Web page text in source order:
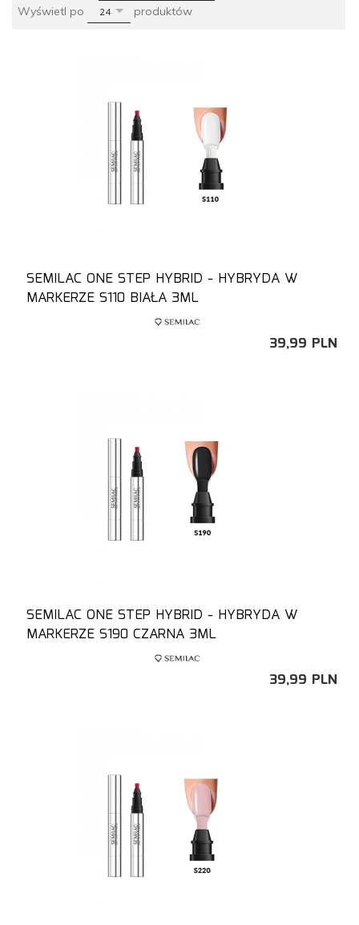
Wyświetl po pop
24 produktów
SEMILAC ONE STEP HYBRID - HYBRYDA W
MARKERZE S110 BIAŁA 3ML
39,99 PLN
SEMILAC ONE STEP HYBRID - HYBRYDA W
MARKERZE S190 CZARNA 3ML
39,99 PLN